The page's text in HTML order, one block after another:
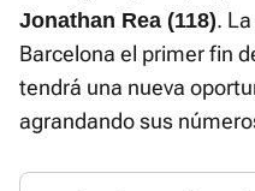
Jonathan Rea (118).
Barcelona el primer fin
tendrá una nueva
agrandando sus